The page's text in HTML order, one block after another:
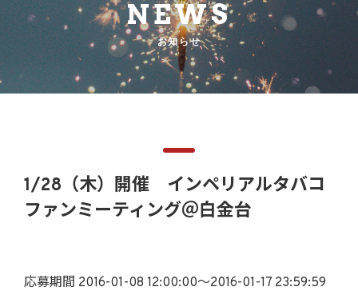
NEWS
お知らせ
1/28（木）開催 インペリアルタバコ
ファンミーティング＠白金台
応募期間 2016-01-08 12:00:00～2016-01-17 23:59:59